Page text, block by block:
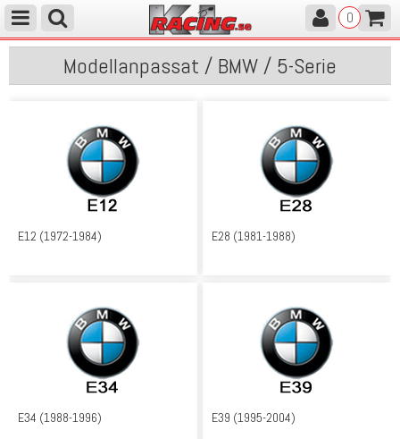
0
Modellanpassat / BMW / 5-Serie
E12 (1972-1984) E28 (1981-1988)
E34 (1988-1996) E39 (1995-2004)